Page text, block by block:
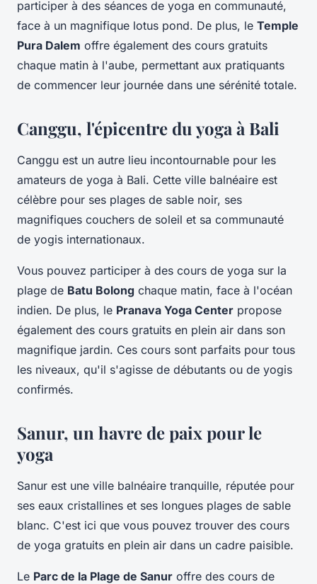
participer à des séances de yoga en communauté,
face à un magnifique lotus pond. De plus, le Temple
Pura Dalem offre également des cours gratuits
chaque matin à l'aube, permettant aux pratiquants
de commencer leur journée dans une sérénité totale.
Canggu, l'épicentre du yoga à Bali
Canggu est un autre lieu incontournable pour les
amateurs de yoga à Bali. Cette ville balnéaire est
célèbre pour ses plages de sable noir, ses
magnifiques couchers de soleil et sa communauté
de yogis internationaux.
Vous pouvez participer à des cours de yoga sur la
plage de Batu Bolong chaque matin, face à l'océan
indien. De plus, le Pranava Yoga Center propose
également des cours gratuits en plein air dans son
magnifique jardin. Ces cours sont parfaits pour tous
les niveaux, qu'il s'agisse de débutants ou de yogis
confirmés.
Sanur, un havre de paix pour le
yoga
Sanur est une ville balnéaire tranquille, réputée pour
ses eaux cristallines et ses longues plages de sable
blanc. C'est ici que vous pouvez trouver des cours
de yoga gratuits en plein air dans un cadre paisible.
Le Parc de la Plage de Sanur offre des cours de